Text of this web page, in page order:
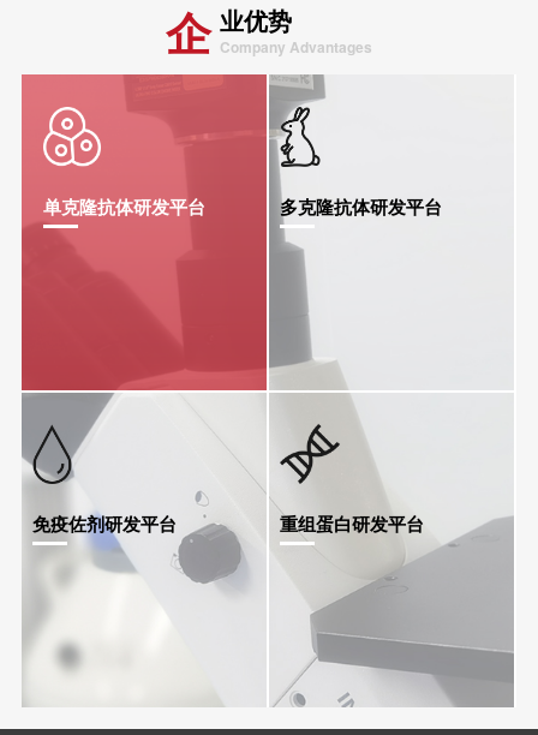
企 业优势
Company Advantages
单克隆抗体研发平台 多克隆抗体研发平台
免疫佐剂研发平台 重组蛋白研发平台